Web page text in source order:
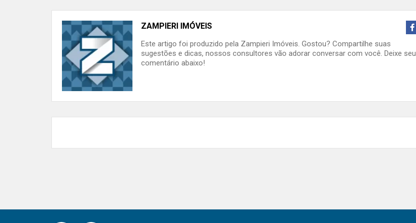
ZAMPIERI IMÓVEIS
Este artigo foi produzido pela Zampieri Imóveis. Gostou? Compartilhe suas
sugestões e dicas, nossos consultores vão adorar conversar com você. Deixe seu
comentário abaixo!